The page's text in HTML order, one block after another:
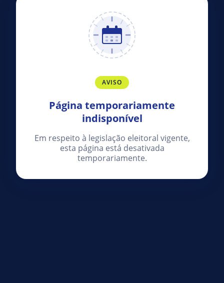
AVISO
Página temporariamente
indisponível
Em respeito à legislação eleitoral vigente,
esta página está desativada
temporariamente.